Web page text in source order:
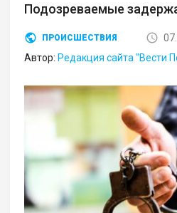
Подозреваемые
ПРОИСШЕСТВИЯ
Автор: Редакция сайта "Вести